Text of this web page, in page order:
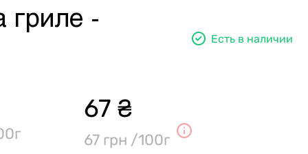
гриле -
Есть в наличии
67 ₴
67 грн /100г